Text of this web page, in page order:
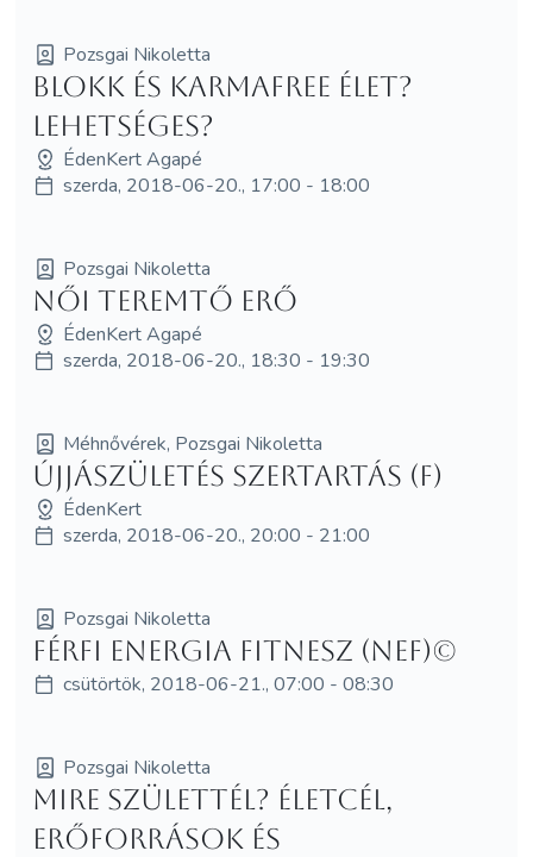
Pozsgai Nikoletta
Blokk és Karmafree élet?
Lehetséges?
ÉdenKert Agapé
szerda, 2018-06-20., 17:00 - 18:00
Pozsgai Nikoletta
Női Teremtő Erő
ÉdenKert Agapé
szerda, 2018-06-20., 18:30 - 19:30
Méhnővérek, Pozsgai Nikoletta
Újjászületés szertartás (F)
ÉdenKert
szerda, 2018-06-20., 20:00 - 21:00
Pozsgai Nikoletta
Férfi Energia Fitnesz (NEF)©
csütörtök, 2018-06-21., 07:00 - 08:30
Pozsgai Nikoletta
Mire születtél? Életcél,
erőforrások és